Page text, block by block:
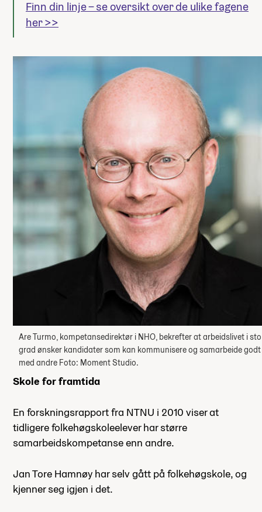
Finn din linje – se oversikt over de ulike fagene
her >>
Are Turmo, kompetansedirektør i NHO, bekrefter at arbeidslivet i
grad ønsker kandidater som kan kommunisere og samarbeide godt
med andre Foto: Moment Studio.
Skole for framtida
En forskningsrapport fra NTNU i 2010 viser at
tidligere folkehøgskoleelever har større
samarbeidskompetanse enn andre.
Jan Tore Hamnøy har selv gått på folkehøgskole, og
kjenner seg igjen i det.